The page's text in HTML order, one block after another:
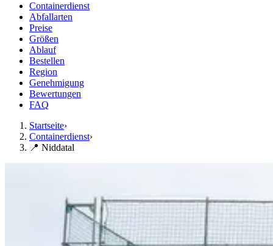
Containerdienst
Abfallarten
Preise
Größen
Ablauf
Bestellen
Region
Genehmigung
Bewertungen
FAQ
Startseite›
Containerdienst›
📍 Niddatal